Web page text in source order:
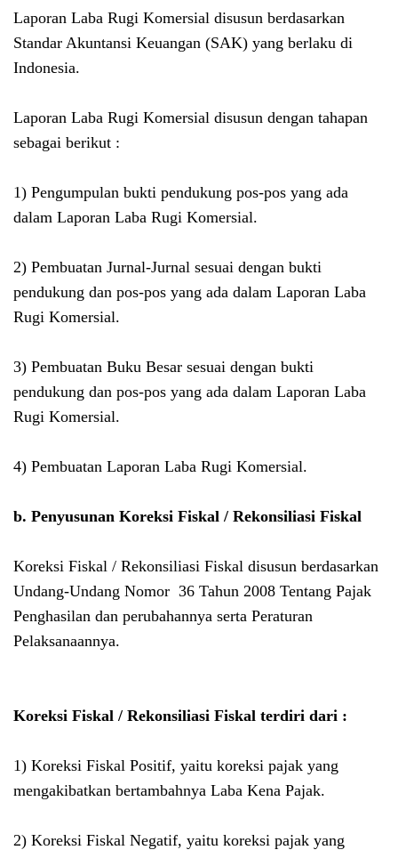
Laporan Laba Rugi Komersial disusun berdasarkan
Standar Akuntansi Keuangan (SAK) yang berlaku di
Indonesia.
Laporan Laba Rugi Komersial disusun dengan tahapan
sebagai berikut :
1) Pengumpulan bukti pendukung pos-pos yang ada
dalam Laporan Laba Rugi Komersial.
2) Pembuatan Jurnal-Jurnal sesuai dengan bukti
pendukung dan pos-pos yang ada dalam Laporan Laba
Rugi Komersial.
3) Pembuatan Buku Besar sesuai dengan bukti
pendukung dan pos-pos yang ada dalam Laporan Laba
Rugi Komersial.
4) Pembuatan Laporan Laba Rugi Komersial.
b. Penyusunan Koreksi Fiskal / Rekonsiliasi Fiskal
Koreksi Fiskal / Rekonsiliasi Fiskal disusun berdasarkan
Undang-Undang Nomor 36 Tahun 2008 Tentang Pajak
Penghasilan dan perubahannya serta Peraturan
Pelaksanaannya.
Koreksi Fiskal / Rekonsiliasi Fiskal terdiri dari :
1) Koreksi Fiskal Positif, yaitu koreksi pajak yang
mengakibatkan bertambahnya Laba Kena Pajak.
2) Koreksi Fiskal Negatif, yaitu koreksi pajak yang